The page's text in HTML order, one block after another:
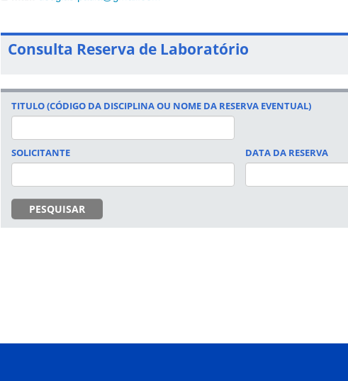
Consulta Reserva de Laboratório
TITULO (CÓDIGO DA DISCIPLINA OU NOME DA RESERVA EVENTUAL)
SOLICITANTE DATA DA RESERVA
PESQUISAR